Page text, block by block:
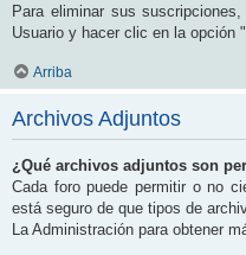
Para eliminar sus
Usuario y hacer clic en la opción
Arriba
Archivos Adjuntos
¿Qué archivos adjuntos son
Cada foro puede permitir o no
está seguro de que tipos de
La Administración para obtener